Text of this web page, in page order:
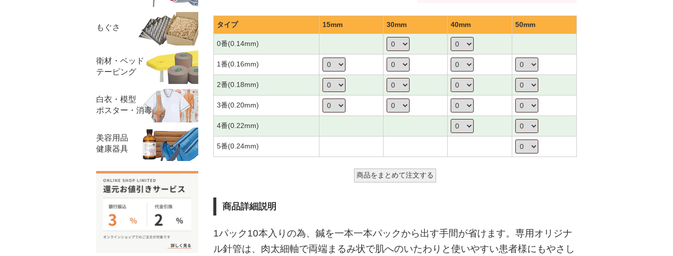
タイプ 15mm 30mm 40mm 50mm
0番(0.14mm)
1番(0.16mm)
2番(0.18mm)
3番(0.20mm)
4番(0.22mm)
5番(0.24mm)
商品詳細説明
1パック10本入りの為、鍼を一本一本パックから出す手間が省けます。専用オリジナ
ル針管は、肉太細軸で両端まるみ状で肌へのいたわりと使いやすい患者様にもやさし
もぐさ
衛材・ベッド
テーピング
白衣・模型
ポスター・消毒
美容用品
健康器具